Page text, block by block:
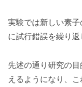
実験では新しい素
に試行錯誤を繰り返
先述の通り研究の
えるようになり、